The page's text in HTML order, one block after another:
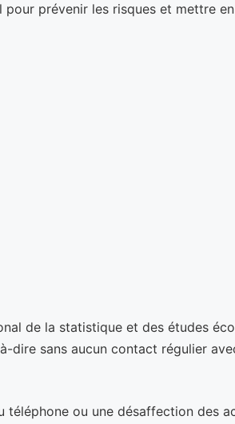
pour prévenir les risques et mettre
de la statistique et des études
dire sans aucun contact régulier
téléphone ou une désaffection des